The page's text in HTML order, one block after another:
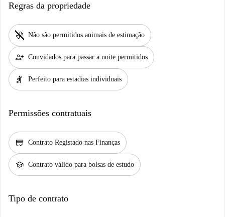
Regras da propriedade
pet_supplies Não são permitidos animais de estimação
person_add Convidados para passar a noite permitidos
hail Perfeito para estadias individuais
Permissões contratuais
credit_score Contrato Registado nas Finanças
school Contrato válido para bolsas de estudo
Tipo de contrato